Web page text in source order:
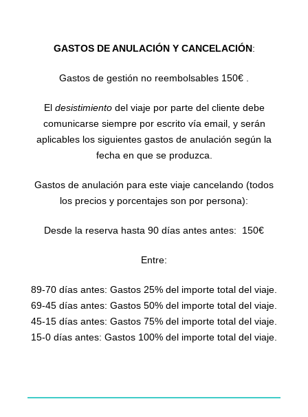
GASTOS DE ANULACIÓN Y CANCELACIÓN:
Gastos de gestión no reembolsables 150€ .
El desistimientodel viaje por parte del cliente debe
comunicarse siempre por escrito vía email, y serán
aplicables los siguientes gastos de anulación según la
fecha en que se produzca.
Gastos de anulación para este viaje cancelando (todos
los precios y porcentajes son por persona):
Desde la reserva hasta 90 días antes antes: 150€
Entre:
89-70 días antes: Gastos 25% del importe total del viaje.
69-45 días antes: Gastos 50% del importe total del viaje.
45-15 días antes: Gastos 75% del importe total del viaje.
15-0 días antes: Gastos 100% del importe total del viaje.